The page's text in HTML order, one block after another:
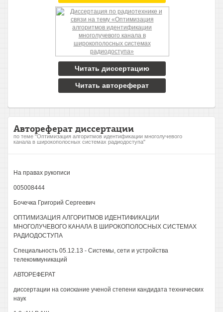
Читать диссертацию
Читать автореферат
Автореферат диссертации
по теме "Оптимизация алгоритмов идентификации многолучевого
канала в широкополосных системах радиодоступа"
На правах рукописи
005008444
Бочечка Григорий Сергеевич
ОПТИМИЗАЦИЯ АЛГОРИТМОВ ИДЕНТИФИКАЦИИ
МНОГОЛУЧЕВОГО КАНАЛА В ШИРОКОПОЛОСНЫХ СИСТЕМАХ
РАДИОДОСТУПА
Специальность 05.12.13 - Системы, сети и устройства
телекоммуникаций
АВТОРЕФЕРАТ
диссертации на соискание ученой степени кандидата технических
наук